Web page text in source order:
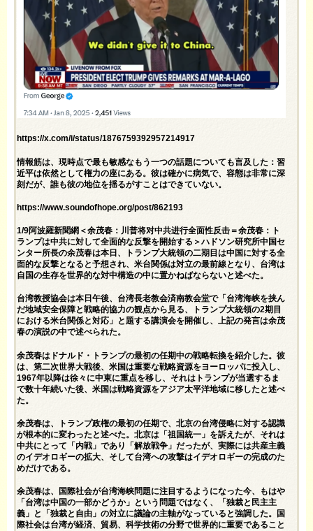
https://x.com/i/status/1876759392957214917
情報筋は、現時点で最も敏感なもう一つの話題についても言及した：習
近平は依然として権力の座にある。彼は確かに病気で、容態は非常に深
刻だが、誰も彼の地位を揺るがすことはできていない。
https://www.soundofhope.org/post/862193
1/9阿波羅新聞網＜余茂春：川普将对中共进行全面性反击＝余茂春：ト
ランプは中共に対して全面的な反撃を開始する＞ハドソン研究所中国セ
ンター所長の余茂春は本日、トランプ大統領の二期目は中国に対する全
面的な反撃となると予想され、米台関係は対立の最前線となり、台湾は
自国の生存を世界的な対中構造の中に置かねばならないと述べた。
台湾教授協会は本日午後、台湾長老教会済南教会堂で「台湾海峡を挟ん
だ地域安全保障と戦略的協力の観点から見る、トランプ大統領の2期目
における米台関係と対応」と題する講演会を開催し、上記の発言は余茂
春の演説の中で述べられた。
余茂春はドナルド・トランプの最初の任期中の戦略転換を紹介した。彼
は、第二次世界大戦後、米国は重要な戦略資源をヨーロッパに投入し、
1967年以降は徐々に中東に重点を移し、それはトランプが当選するま
で数十年続いた後、米国は戦略資源をアジア太平洋地域に移したと述べ
た。
余茂春は、トランプ政権の最初の任期で、北京の台湾侵略に対する認識
が根本的に変わったと述べた。北京は「祖国統一」を訴えたが、それは
中共にとって「内戦」であり「解放戦争」だったが、実際には共産主義
のイデオロギーの拡大、そして台湾への攻撃はイデオロギーの完成のた
めだけである。
余茂春は、国際社会が台湾海峡問題に注目するようになった今、もはや
「台湾は中国の一部かどうか」という問題ではなく、「独裁と民主主
義」と「独裁と自由」の対立に議論の主軸がなっていると強調した。国
際社会は台湾が経済、貿易、科学技術の分野で世界的に重要であること